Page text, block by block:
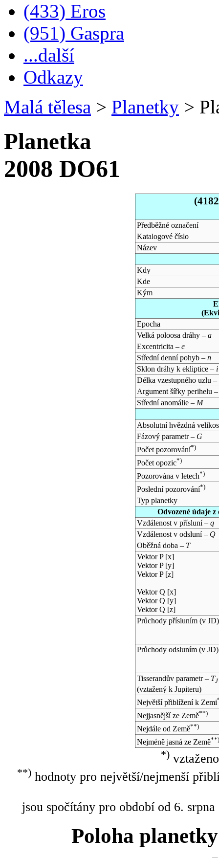
(433) Eros
(951) Gaspra
...další
Odkazy
Malá tělesa > Planetky >
Planetka
2008 DO61
Předběžné označení
Katalogové číslo
Název
Kdy
Kde
Kým
Epocha
Velká poloosa dráhy – a
Excentricita – e
Střední denní pohyb – n
Sklon dráhy k ekliptice – i
Délka vzestupného uzlu –
Argument šířky perihelu
Střední anomálie – M
Absolutní hvězdná
Fázový parametr – G
Počet pozorování*)
Počet opozic*)
Pozorována v letech*)
Poslední pozorování*)
Typ planetky
Odvozené údaje
Vzdálenost v přísluní – q
Vzdálenost v odsluní – Q
Oběžná doba – T
Vektor P [x]
Vektor P [y]
Vektor P [z]
Vektor Q [x]
Vektor Q [y]
Vektor Q [z]
Průchody přísluním (v JD)
Průchody odsluním (v JD)
Tisserandův parametr – TJ
(vztažený k Jupiteru)
Největší přiblížení k Zemi
Nejjasnější ze Země**)
Nejdále od Země**)
Nejméně jasná ze Země**)
*)
**)hodnoty pro největší/nejmenší
jsou spočítány pro období od 6.
Poloha